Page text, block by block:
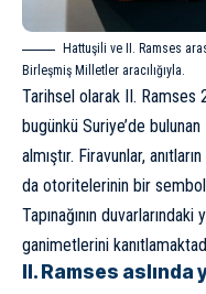
Hattuşili ve II. Ramses
Birleşmiş Milletler aracılığıyla.
Tarihsel olarak II. Ramses
bugünkü Suriye’de
almıştır. Firavunlar,
da otoritelerinin bir
Tapınağının
ganimetlerini
II. Ramses